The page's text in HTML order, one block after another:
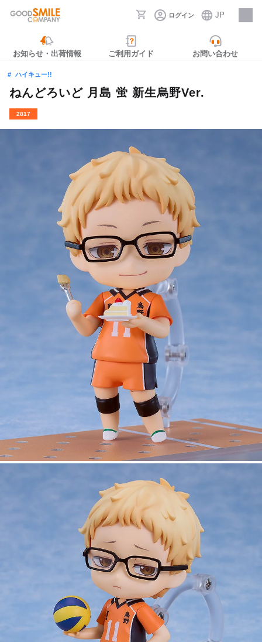
ログイン JP
採用情報
お知らせ・出荷情報 ご利用ガイド お問い合わせ
ハイキュー!!
ねんどろいど 月島 蛍 新生烏野Ver.
2817